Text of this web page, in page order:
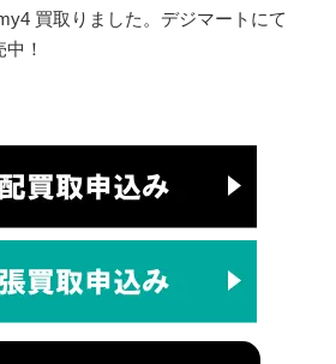
買取りました。デジマートにて
！